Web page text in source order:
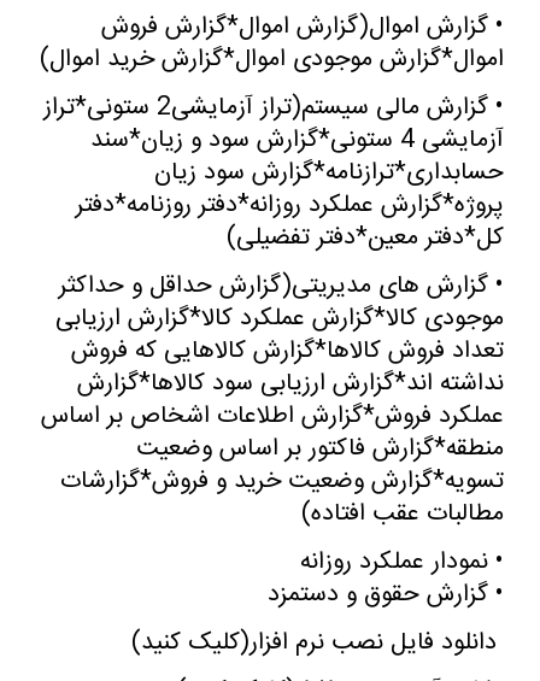
• گزارش اموال(گزارش اموال*گزارش فروش
اموال*گزارش موجودی اموال*گزارش خرید اموال)
•
گزارش مالی سیستم(تراز آزمایشی2 ستونی*تراز
آزمایشی 4 ستونی*گزارش سود و زیان*سند
حسابداری*ترازنامه*گزارش سود زیان
پروژه*گزارش عملکرد روزانه*دفتر روزنامه*دفتر
کل*دفتر معین*دفتر تفضیلی)
• گزارش های مدیریتی(گزارش حداقل و حداکثر
موجودی کالا*گزارش عملکرد کالا*گزارش ارزیابی
تعداد فروش کالاها*گزارش کالاهایی که فروش
نداشته اند*گزارش ارزیابی سود کالاها*گزارش
عملکرد فروش*گزارش اطلاعات اشخاص بر اساس
منطقه*گزارش فاکتور بر اساس وضعیت
تسویه*گزارش وضعیت خرید و فروش*گزارشات
مطالبات عقب افتاده)
• نمودار عملکرد روزانه
• گزارش حقوق و دستمزد
دانلود فایل نصب نرم افزار(کلیک کنید)